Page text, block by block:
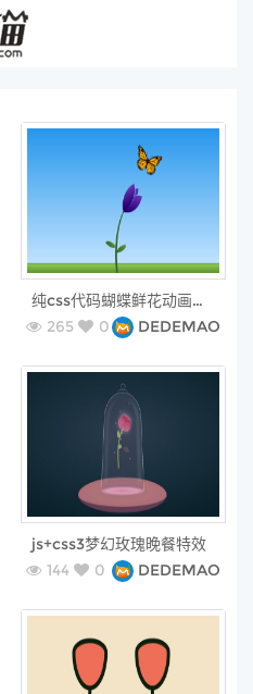
纯css代码蝴蝶鲜花动画特效
free
265 0 DEDEMAO
js+css3梦幻玫瑰晚餐特效
free
144 0 DEDEMAO